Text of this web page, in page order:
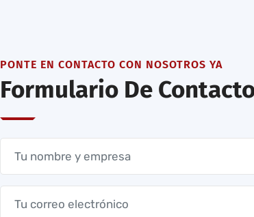
PONTE EN CONTACTO CON NOSOTROS YA
Formulario De